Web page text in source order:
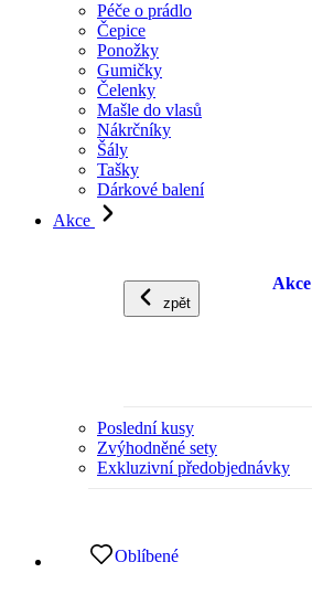
Péče o prádlo
Čepice
Ponožky
Gumičky
Čelenky
Mašle do vlasů
Nákrčníky
Šály
Tašky
Dárkové balení
Akce
zpět
Akce
Poslední kusy
Zvýhodněné sety
Exkluzivní předobjednávky
Oblíbené